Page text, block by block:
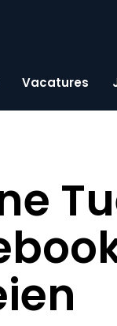
Vacatures